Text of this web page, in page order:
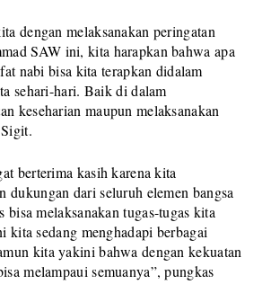
dengan melaksanakan peringatan
SAW ini, kita harapkan bahwa apa
nabi bisa kita terapkan didalam
sehari-hari. Baik di dalam
keseharian maupun melaksanakan
berterima kasih karena kita
dukungan dari seluruh elemen bangsa
bisa melaksanakan tugas-tugas kita
kita sedang menghadapi berbagai
kita yakini bahwa dengan kekuatan
melampaui semuanya”, pungkas